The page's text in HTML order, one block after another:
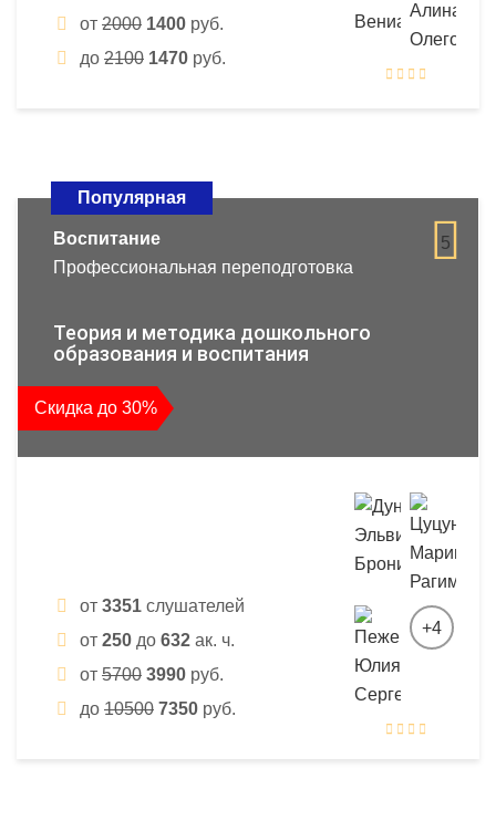
от 2000 1400 руб.
до 2100 1470 руб.
Популярная
5
Воспитание
Профессиональная переподготовка
Теория и методика дошкольного
образования и воспитания
Скидка до 30%
от 3351 слушателей
от 250 до 632 ак. ч.
от 5700 3990 руб.
до 10500 7350 руб.
+4